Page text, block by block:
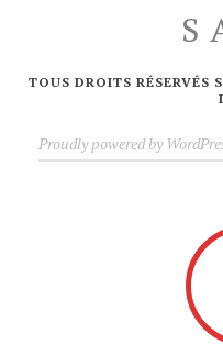
TOUS DROITS RÉSERVÉS
Proudly powered by